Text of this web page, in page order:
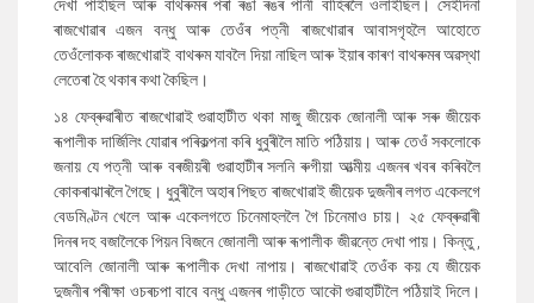
দেখা পাইছিল আৰু বাথৰুমৰ পৰা ৰঙা ৰঙৰ পানী বাহিৰলৈ ওলাইছিল। সেইদিনা
ৰাজখোৱাৰ এজন বন্ধু আৰু তেওঁৰ পত্নী ৰাজখোৱাৰ আবাসগৃহলৈ আহোতে
তেওঁলোকক ৰাজখোৱাই বাথৰুম যাবলৈ দিয়া নাছিল আৰু ইয়াৰ কাৰণ বাথৰুমৰ অৱস্থা
লেতেৰা হৈ থকাৰ কথা কৈছিল।
১৪ ফেব্ৰুৱাৰীত ৰাজখোৱাই গুৱাহাটীত থকা মাজু জীয়েক জোনালী আৰু সৰু জীয়েক
ৰূপালীক দাৰ্জিলিং যোৱাৰ পৰিকল্পনা কৰি ধুবুৰীলৈ মাতি পঠিয়ায়। আৰু তেওঁ সকলোকে
জনায় যে পত্নী আৰু বৰজীয়ৰী গুৱাহাটীৰ সলনি ৰুগীয়া আত্মীয় এজনৰ খবৰ কৰিবলৈ
কোকৰাঝাৰলৈ গৈছে। ধুবুৰীলৈ অহাৰ পিছত ৰাজখোৱাই জীয়েক দুজনীৰ লগত একেলগে
বেডমিণ্টন খেলে আৰু একেলগতে চিনেমাহললৈ গৈ চিনেমাও চায়। ২৫ ফেব্ৰুৱাৰী
দিনৰ দহ বজালৈকে পিয়ন বিজনে জোনালী আৰু ৰূপালীক জীৱন্তে দেখা পায়। কিন্তু,
আবেলি জোনালী আৰু ৰূপালীক দেখা নাপায়। ৰাজখোৱাই তেওঁক কয় যে জীয়েক
দুজনীৰ পৰীক্ষা ওচৰচপা বাবে বন্ধু এজনৰ গাড়ীতে আকৌ গুৱাহাটীলৈ পঠিয়াই দিলে।